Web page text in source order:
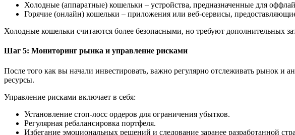
Холодные (аппаратные) кошельки – устройства, предназначенные для
Горячие (онлайн) кошельки – приложения или веб-сервисы,
Холодные кошельки считаются более безопасными, но требуют дополнительных
Шаг 5: Мониторинг рынка и управление рисками
После того как вы начали инвестировать, важно регулярно отслеживать рынок и
ресурсы.
Управление рисками включает в себя:
Установление стоп-лосс ордеров для ограничения убытков.
Регулярная ребалансировка портфеля.
Избегание эмоциональных решений и следование заранее разработанной